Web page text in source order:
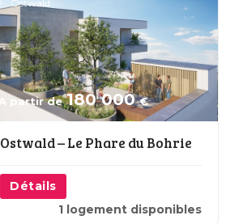
, Ostwald
A partir de 180 000 €
Ostwald – Le Phare du Bohrie
Détails
1 logement disponibles